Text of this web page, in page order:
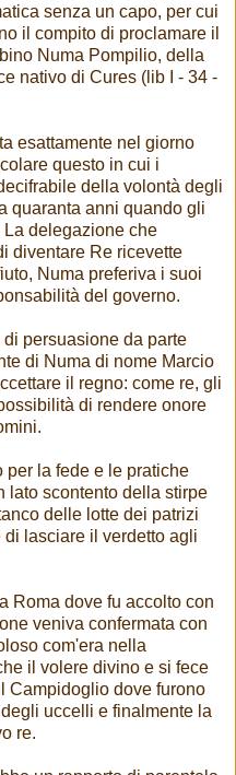
senza un capo, per cui
il compito di proclamare il
Numa Pompilio, della
nativo di Cures (lib I - 34 -
esattamente nel giorno
questo in cui i
della volontà degli
quaranta anni quando gli
delegazione che
diventare Re ricevette
Numa preferiva i suoi
del governo.
persuasione da parte
di Numa di nome Marcio
il regno: come re, gli
di rendere onore
per la fede e le pratiche
lato scontento della stirpe
delle lotte dei patrizi
lasciare il verdetto agli
Roma dove fu accolto con
veniva confermata con
com'era nella
il volere divino e si fece
Campidoglio dove furono
uccelli e finalmente la
re.